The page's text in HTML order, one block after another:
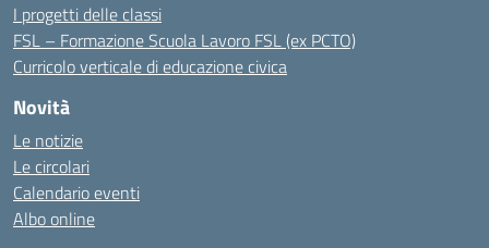
I progetti delle classi
FSL – Formazione Scuola Lavoro FSL (ex PCTO)
Curricolo verticale di educazione civica
Novità
Le notizie
Le circolari
Calendario eventi
Albo online